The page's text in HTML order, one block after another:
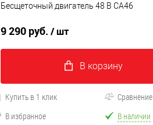
Бесщеточный двигатель 48 В CA46
9 290 руб. / шт
В корзину
Купить в 1 клик
Сравнение
В избранное
В наличии